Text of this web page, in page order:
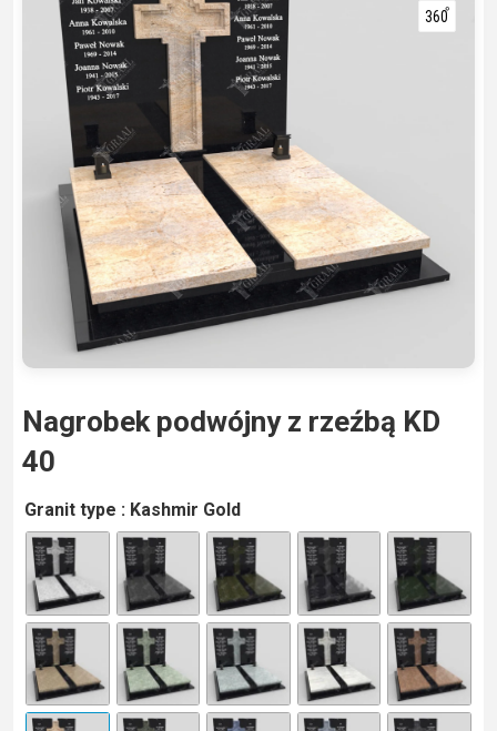
Nagrobek podwójny z rzeźbą KD
40
Granit type : Kashmir Gold
A
lt
n
e